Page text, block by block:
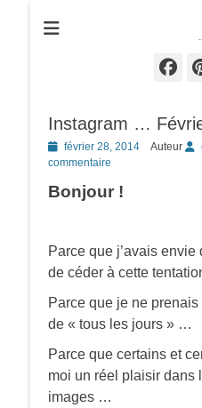
Instagram …
Posted
on
février 28, 2014 Auteur
commentaire
Bonjour !
Parce que j’avais
de céder à cette
Parce que je ne
de « tous les jours » …
Parce que certains et
moi un réel plaisir dans
images …